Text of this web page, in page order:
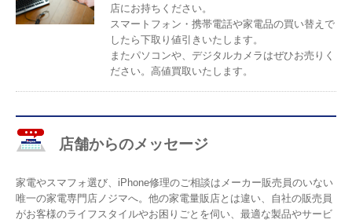
店にお持ちください。
スマートフォン・携帯電話や家電品の買い替えで
したら下取り値引きいたします。
またパソコンや、デジタルカメラはぜひお売りく
ださい。高値買取いたします。
店舗からのメッセージ
家電やスマフォ選び、iPhone修理のご相談はメーカー販売員のいない
唯一の家電専門店ノジマへ。他の家電量販店とは違い、自社の販売員
がお客様のライフスタイルやお困りごとを伺い、最適な製品やサービ